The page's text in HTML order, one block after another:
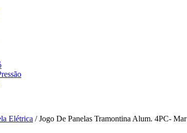
Elétrica / Jogo De Panelas Tramontina Alum. 4PC- Mar